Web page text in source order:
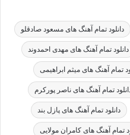
دانلود تمام آهنگ های مسعود صادقلو
دانلود تمام آهنگ های مهدی احمدوند
تمام آهنگ های میثم ابراهیمی
تمام آهنگ های ناصر پورکرم
دانلود تمام آهنگ های پازل بند
تمام آهنگ های کامران مولایی